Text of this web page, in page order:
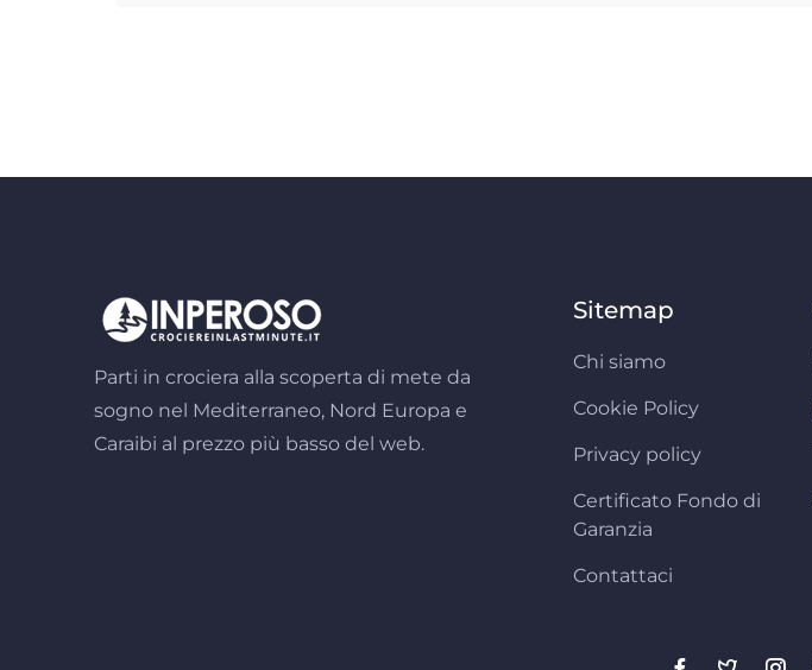
Parti in crociera alla scoperta di mete da
sogno nel Mediterraneo, Nord Europa e
Caraibi al prezzo più basso del web.
Sitemap
Chi siamo
Cookie Policy
Privacy policy
Certificato Fondo di
Garanzia
Contattaci